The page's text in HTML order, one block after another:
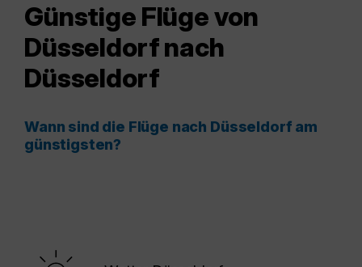
Günstige Flüge von
Düsseldorf nach
Düsseldorf
Wann sind die Flüge nach Düsseldorf am
günstigsten?